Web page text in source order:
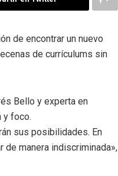
de encontrar un nuevo
de currículums sin
Bello y experta en
y foco.
sus posibilidades. En
manera indiscriminada»,